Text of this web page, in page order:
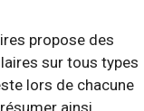
propose des
sur tous types
lors de chacune
ainsi.